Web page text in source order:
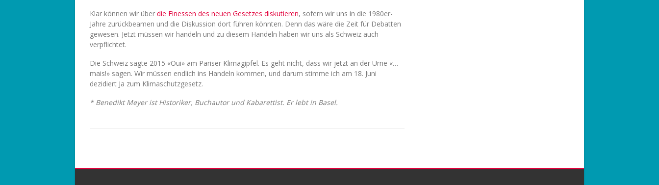
Klar können wir über die Finessen des neuen Gesetzes diskutieren, sofern wir uns in die 1980er-
Jahre zurückbeamen und die Diskussion dort führen könnten. Denn das wäre die Zeit für Debatten
gewesen. Jetzt müssen wir handeln und zu diesem Handeln haben wir uns als Schweiz auch
verpflichtet.
Die Schweiz sagte 2015 «Oui» am Pariser Klimagipfel. Es geht nicht, dass wir jetzt an der Urne «…
mais!» sagen. Wir müssen endlich ins Handeln kommen, und darum stimme ich am 18. Juni
dezidiert Ja zum Klimaschutzgesetz.
* Benedikt Meyer ist Historiker, Buchautor und Kabarettist. Er lebt in Basel.